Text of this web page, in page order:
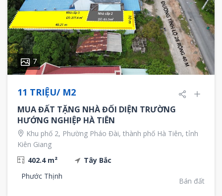
7
11 TRIỆU/ M2
MUA ĐẤT TẶNG NHÀ ĐỐI DIỆN TRƯỜNG
HƯỚNG NGHIỆP HÀ TIÊN
Khu phố 2, Phường Pháo Đài, thành phố Hà Tiên, tỉnh
Kiên Giang
402.4 m²
Tây Bắc
Phước Thịnh
Bán đất